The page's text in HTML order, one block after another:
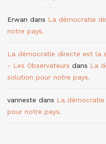
Erwan dans La démocratie
notre pays.
La démocratie directe est la
- Les Observateurs dans La
solution pour notre pays.
vanneste dans La
pour notre pays.